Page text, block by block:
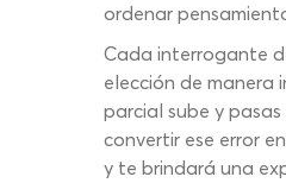
ordenar
Cada interrogante
elección de manera
parcial sube y
convertir ese error
y te brindará una